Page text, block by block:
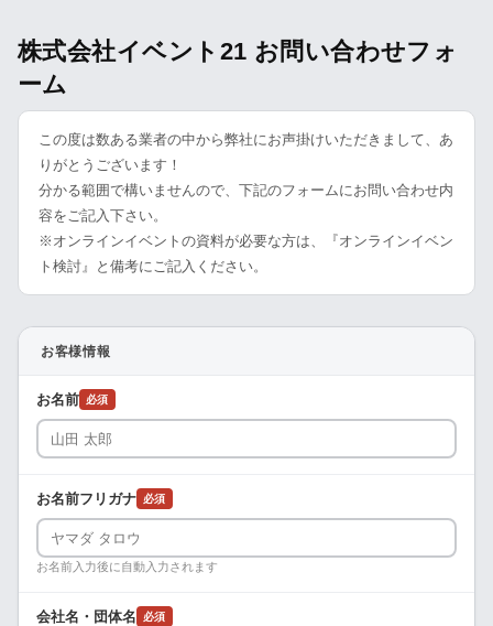
株式会社イベント21 お問い合わせフォ
ーム
この度は数ある業者の中から弊社にお声掛けいただきまして、あ
りがとうございます！
分かる範囲で構いませんので、下記のフォームにお問い合わせ内
容をご記入下さい。
※オンラインイベントの資料が必要な方は、『オンラインイベン
ト検討』と備考にご記入ください。
お客様情報
お名前 必須
お名前フリガナ 必須
お名前入力後に自動入力されます
会社名・団体名 必須